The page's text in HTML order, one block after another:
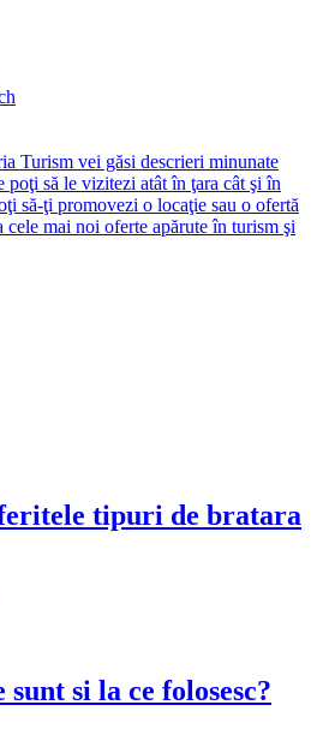
Turism vei găsi descrieri minunate
poţi să le vizitezi atât în ţara cât şi în
să-ţi promovezi o locaţie sau o ofertă
mai noi oferte apărute în turism şi
tipuri de bratara
si la ce folosesc?